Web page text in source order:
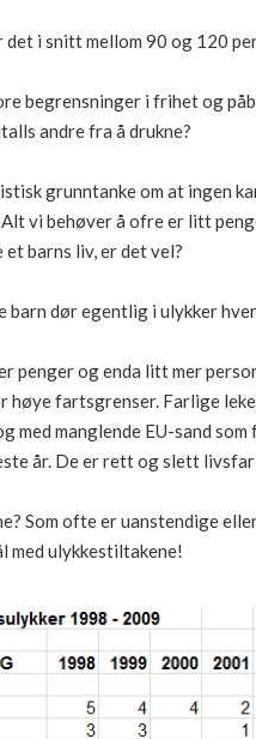
det i snitt mellom 90 og 120
begrensninger i frihet og
andre fra å drukne?
grunntanke om at ingen
vi behøver å ofre er litt
barns liv, er det vel?
barn dør egentlig i ulykker
penger og enda litt mer
fartsgrenser. Farlige
med manglende EU-sand
år. De er rett og slett
Som ofte er uanstendige
med ulykkestiltakene!